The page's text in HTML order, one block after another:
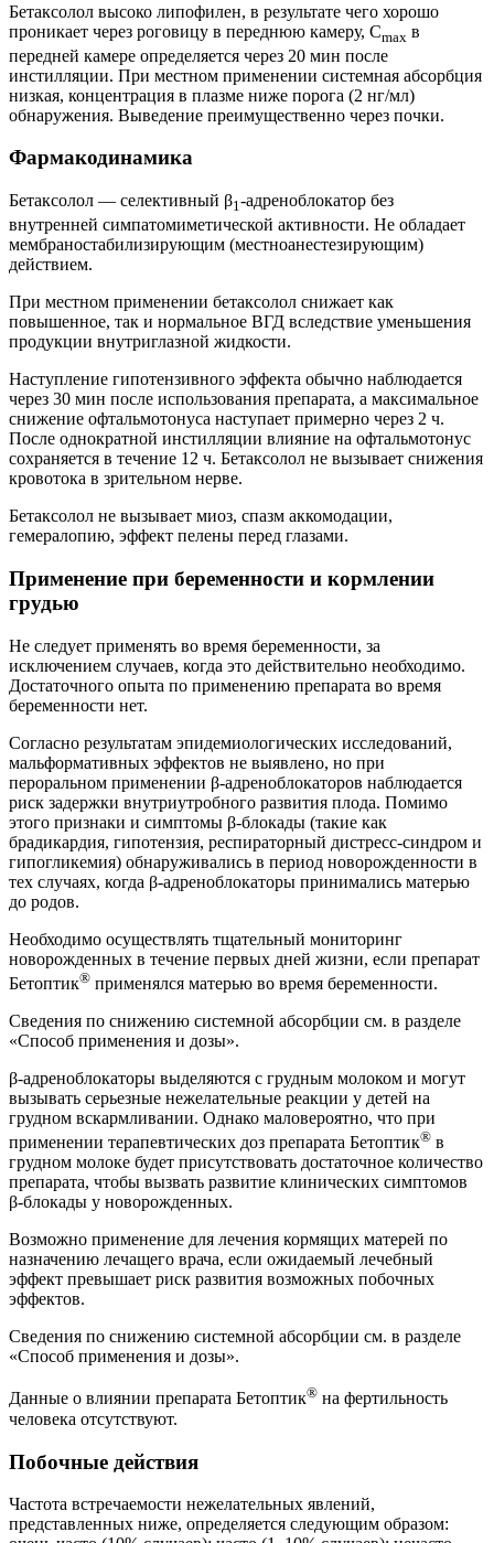
Бетаксолол высоко липофилен, в результате чего хорошо
проникает через роговицу в переднюю камеру, Cmax в
передней камере определяется через 20 мин после
инстилляции. При местном применении системная абсорбция
низкая, концентрация в плазме ниже порога (2 нг/мл)
обнаружения. Выведение преимущественно через почки.
Фармакодинамика
Бетаксолол — селективный β1-адреноблокатор без
внутренней симпатомиметической активности. Не обладает
мембраностабилизирующим (местноанестезирующим)
действием.
При местном применении бетаксолол снижает как
повышенное, так и нормальное ВГД вследствие уменьшения
продукции внутриглазной жидкости.
Наступление гипотензивного эффекта обычно наблюдается
через 30 мин после использования препарата, а максимальное
снижение офтальмотонуса наступает примерно через 2 ч.
После однократной инстилляции влияние на офтальмотонус
сохраняется в течение 12 ч. Бетаксолол не вызывает снижения
кровотока в зрительном нерве.
Бетаксолол не вызывает миоз, спазм аккомодации,
гемералопию, эффект пелены перед глазами.
Применение при беременности и кормлении
грудью
Не следует применять во время беременности, за
исключением случаев, когда это действительно необходимо.
Достаточного опыта по применению препарата во время
беременности нет.
Согласно результатам эпидемиологических исследований,
мальформативных эффектов не выявлено, но при
пероральном применении β-адреноблокаторов наблюдается
риск задержки внутриутробного развития плода. Помимо
этого признаки и симптомы β-блокады (такие как
брадикардия, гипотензия, респираторный дистресс-синдром и
гипогликемия) обнаруживались в период новорожденности в
тех случаях, когда β-адреноблокаторы принимались матерью
до родов.
Необходимо осуществлять тщательный мониторинг
новорожденных в течение первых дней жизни, если препарат
Бетоптик® применялся матерью во время беременности.
Сведения по снижению системной абсорбции см. в разделе
«Способ применения и дозы».
β-адреноблокаторы выделяются с грудным молоком и могут
вызывать серьезные нежелательные реакции у детей на
грудном вскармливании. Однако маловероятно, что при
применении терапевтических доз препарата Бетоптик® в
грудном молоке будет присутствовать достаточное количество
препарата, чтобы вызвать развитие клинических симптомов
β-блокады у новорожденных.
Возможно применение для лечения кормящих матерей по
назначению лечащего врача, если ожидаемый лечебный
эффект превышает риск развития возможных побочных
эффектов.
Сведения по снижению системной абсорбции см. в разделе
«Способ применения и дозы».
Данные о влиянии препарата Бетоптик® на фертильность
человека отсутствуют.
Побочные действия
Частота встречаемости нежелательных явлений,
представленных ниже, определяется следующим образом: